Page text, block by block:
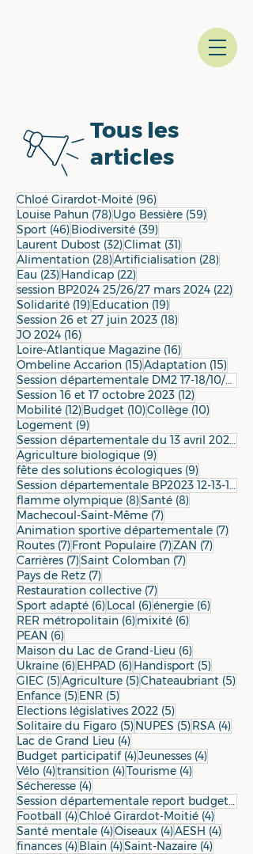
Tous les
articles
Chloé Girardot-Moité (96)96 posts
Louise Pahun (78)78 posts
Ugo Bessière (59)59 posts
Sport (46)46 posts
Biodiversité (39)39 posts
Laurent Dubost (32)32 posts
Climat (31)31 posts
Alimentation (28)28 posts
Artificialisation (28)28
Eau (23)23 posts
Handicap (22)22 posts
session BP2024 25/26/27 mars 2024 (22)22
Solidarité (19)19 posts
Education (19)19 posts
Session 26 et 27 juin 2023 (18)18 posts
JO 2024 (16)16 posts
Loire-Atlantique Magazine (16)16 posts
Ombeline Accarion (15)15 posts
Adaptation (15)15
Session départementale DM2 17-18/10/2022
Session 16 et 17 octobre 2023 (12)12 posts
Mobilité (12)12 posts
Budget (10)10 posts
Collège (10)10 posts
Logement (9)9 posts
Session départementale du 13 avril 2023
Agriculture biologique (9)9 posts
fête des solutions écologiques (9)9 posts
Session départementale BP2023 12-13-14/12/2022
flamme olympique (8)8 posts
Santé (8)8 posts
Machecoul-Saint-Même (7)7 posts
Animation sportive départementale (7)7
Routes (7)7 posts
Front Populaire (7)7 posts
ZAN (7)7 posts
Carrières (7)7 posts
Saint Colomban (7)7 posts
Pays de Retz (7)7 posts
Restauration collective (7)7 posts
Sport adapté (6)6 posts
Local (6)6 posts
énergie (6)6 posts
RER métropolitain (6)6 posts
mixité (6)6 posts
PEAN (6)6 posts
Maison du Lac de Grand-Lieu (6)6 posts
Ukraine (6)6 posts
EHPAD (6)6 posts
Handisport (5)5 posts
GIEC (5)5 posts
Agriculture (5)5 posts
Chateaubriant (5)5
Enfance (5)5 posts
ENR (5)5 posts
Elections législatives 2022 (5)5 posts
Solitaire du Figaro (5)5 posts
NUPES (5)5 posts
RSA (4)4
Lac de Grand Lieu (4)4 posts
Budget participatif (4)4 posts
Jeunesses (4)4 posts
Vélo (4)4 posts
transition (4)4 posts
Tourisme (4)4 posts
Sécheresse (4)4 posts
Session départementale report budget 2024 (décembre 2023)
Football (4)4 posts
Chloé Girardot-Moitié (4)4 posts
Santé mentale (4)4 posts
Oiseaux (4)4 posts
AESH (4)4 posts
finances (4)4 posts
Blain (4)4 posts
Saint-Nazaire (4)4 posts